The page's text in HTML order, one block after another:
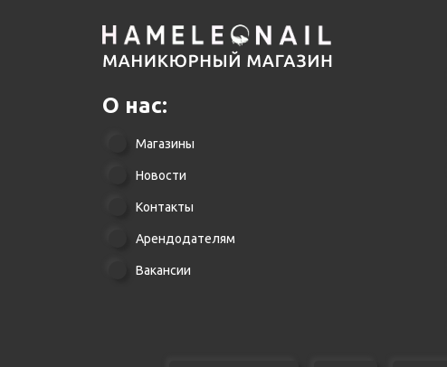
О нас:
Магазины
Новости
Контакты
Арендодателям
Вакансии